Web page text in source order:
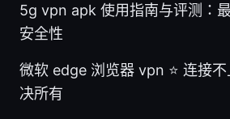
5g vpn apk 使用指南与评测：
安全性
微软 edge 浏览器 vpn ⭐ 连接
决所有